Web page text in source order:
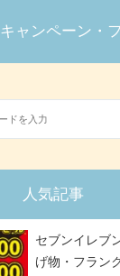
キャンペーン・
人気記事
セブンイレブ
げ物・フラン